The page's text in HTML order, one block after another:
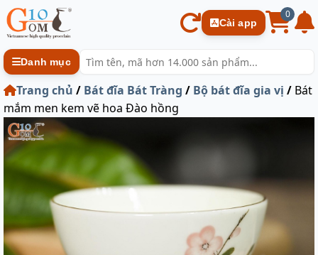
Cài app
0
Danh mục
Trang chủ / Bát đĩa Bát Tràng / Bộ bát đĩa gia vị / Bát
mắm men kem vẽ hoa Đào hồng